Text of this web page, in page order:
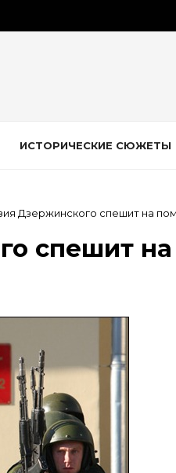
ИСТОРИЧЕСКИЕ СЮЖЕТЫ
Дзержинского спешит на
спешит